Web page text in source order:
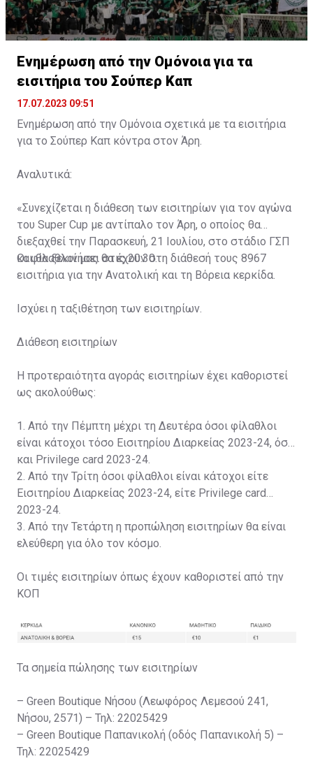
Ενημέρωση από την Ομόνοια για τα
εισιτήρια του Σούπερ Καπ
17.07.2023 09:51
Ενημέρωση από την Ομόνοια σχετικά με τα εισιτήρια
για το Σούπερ Καπ κόντρα στον Άρη.
Αναλυτικά:
«Συνεχίζεται η διάθεση των εισιτηρίων για τον αγώνα
του Super Cup με αντίπαλο τον Άρη, ο οποίος θα
διεξαχθεί την Παρασκευή, 21 Ιουλίου, στο στάδιο ΓΣΠ
και θα ξεκινήσει στις 20:30.
Οι φίλαθλοί μας θα έχουν στη διάθεσή τους 8967
εισιτήρια για την Ανατολική και τη Βόρεια κερκίδα.
Ισχύει η ταξιθέτηση των εισιτηρίων.
Διάθεση εισιτηρίων
Η προτεραιότητα αγοράς εισιτηρίων έχει καθοριστεί
ως ακολούθως:
1. Από την Πέμπτη μέχρι τη Δευτέρα όσοι φίλαθλοι
είναι κάτοχοι τόσο Εισιτηρίου Διαρκείας 2023-24, όσο
και Privilege card 2023-24.
2. Από την Τρίτη όσοι φίλαθλοι είναι κάτοχοι είτε
Εισιτηρίου Διαρκείας 2023-24, είτε Privilege card
2023-24.
3. Από την Τετάρτη η προπώληση εισιτηρίων θα είναι
ελεύθερη για όλο τον κόσμο.
Οι τιμές εισιτηρίων όπως έχουν καθοριστεί από την
ΚΟΠ
Τα σημεία πώλησης των εισιτηρίων
– Green Boutique Νήσου (Λεωφόρος Λεμεσού 241,
Νήσου, 2571) – Τηλ: 22025429
– Green Boutique Παπανικολή (οδός Παπανικολή 5) –
Τηλ: 22025429